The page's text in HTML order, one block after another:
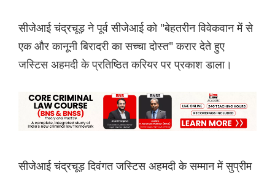
सीजेआई चंद्रचूड़ ने पूर्व सीजेआई को "बेहतरीन विवेकवान में से
एक और कानूनी बिरादरी का सच्चा दोस्त" करार देते हुए
जस्टिस अहमदी के प्रतिष्ठित करियर पर प्रकाश डाला।
सीजेआई चंद्रचूड़ दिवंगत जस्टिस अहमदी के सम्मान में सुप्रीम